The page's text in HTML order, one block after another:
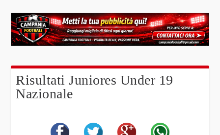
Risultati Juniores Under 19
Nazionale